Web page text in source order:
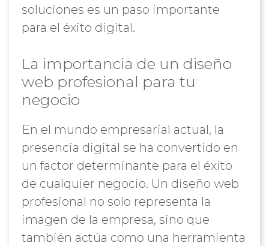
soluciones es un paso importante
para el éxito digital.
La importancia de un diseño
web profesional para tu
negocio
En el mundo empresarial actual, la
presencia digital se ha convertido en
un factor determinante para el éxito
de cualquier negocio. Un diseño web
profesional no solo representa la
imagen de la empresa, sino que
también actúa como una herramienta